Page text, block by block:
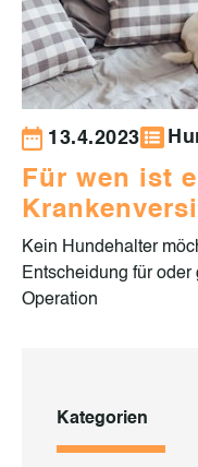
13.4.2023
Für wen ist
Kein Hundehalter
Entscheidung für
Operation
Kategorien